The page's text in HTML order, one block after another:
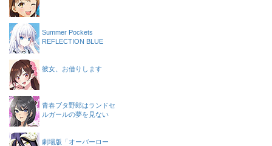
Summer Pockets
REFLECTION BLUE
彼女、お借りします
青春ブタ野郎はランドセ
ルガールの夢を見ない
劇場版「オーバーロー